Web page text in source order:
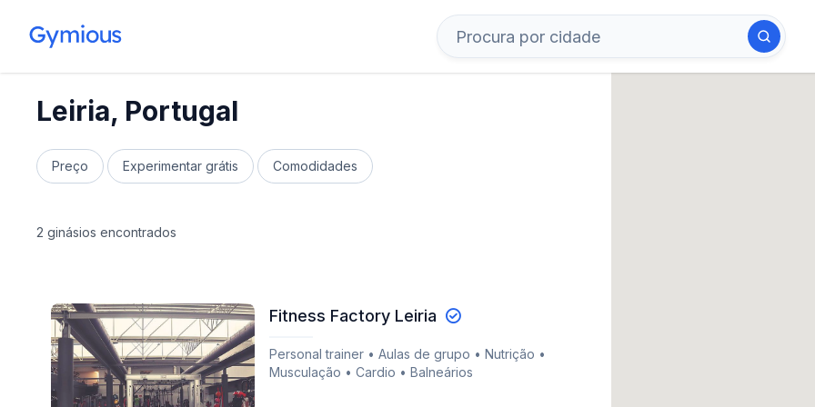
Leiria, Portugal
Preço Experimentar grátis Comodidades
2 ginásios encontrados
Fitness Factory Leiria
Personal trainer • Aulas de grupo • Nutrição •
Musculação • Cardio • Balneários